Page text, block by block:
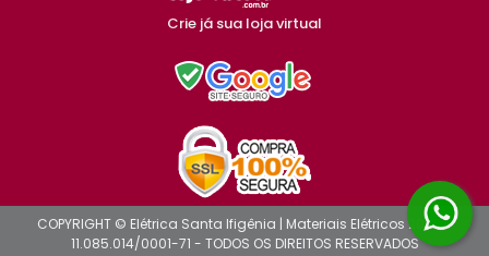
Crie já sua loja virtual
COPYRIGHT © Elétrica Santa Ifigênia | Materiais Elétricos 2026 -
11.085.014/0001-71 - TODOS OS DIREITOS RESERVADOS